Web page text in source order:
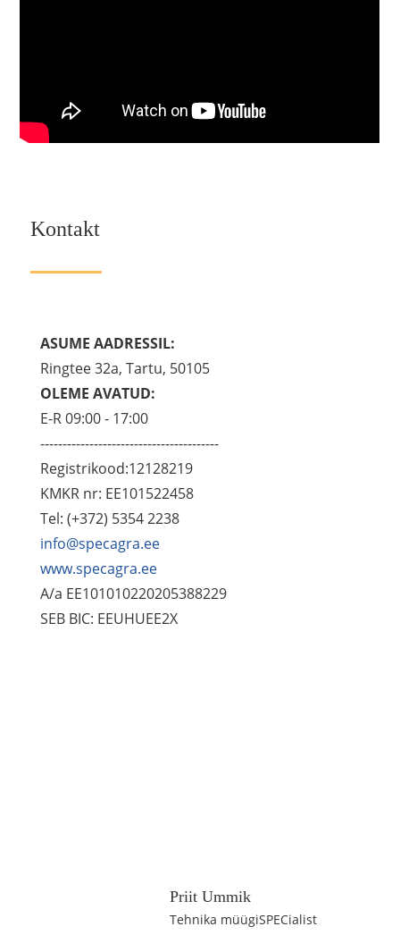
Kontakt
ASUME AADRESSIL:
Ringtee 32a, Tartu, 50105
OLEME AVATUD:
E-R 09:00 - 17:00
----------------------------------------
Registrikood:12128219
KMKR nr: EE101522458
Tel: (+372) 5354 2238
info@specagra.ee
www.specagra.ee
A/a EE101010220205388229
SEB BIC: EEUHUEE2X
Priit Ummik
Tehnika müügiSPECialist